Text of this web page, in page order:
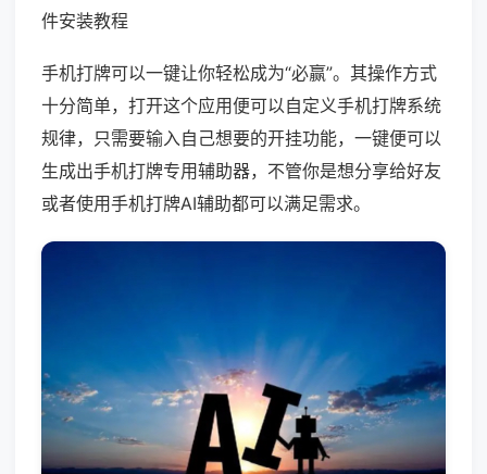
件安装教程
手机打牌可以一键让你轻松成为“必赢”。其操作方式
十分简单，打开这个应用便可以自定义手机打牌系统
规律，只需要输入自己想要的开挂功能，一键便可以
生成出手机打牌专用辅助器，不管你是想分享给好友
或者使用手机打牌AI辅助都可以满足需求。